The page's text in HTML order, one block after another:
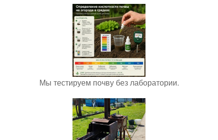
Мы тестируем почву без лаборатории.